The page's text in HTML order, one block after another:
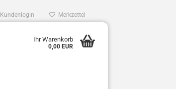
Kundenlogin Merkzettel
Ihr Warenkorb
0,00 EUR